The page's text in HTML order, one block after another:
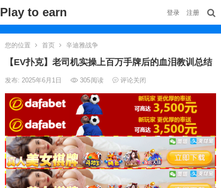
Play to earn 登录 注册
您的位置 首页 辛迪雅战争
【EV扑克】老司机实操上百万手牌后的血泪教训总结
发布: 2025年6月1日 305阅读 评论关闭